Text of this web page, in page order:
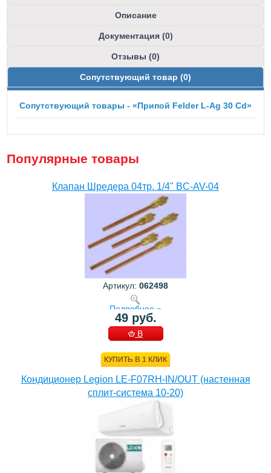
Описание
Документация (0)
Отзывы (0)
Сопутствующий товар (0)
Сопутствующий товары - «Припой Felder L-Ag 30 Cd»
Популярные товары
Клапан Шредера 04тр. 1/4" BC-AV-04
Артикул: 062498
Подробнее »
49 руб.
В
КУПИТЬ В 1 КЛИК
Кондиционер Legion LE-F07RH-IN/OUT (настенная
сплит-система 10-20)